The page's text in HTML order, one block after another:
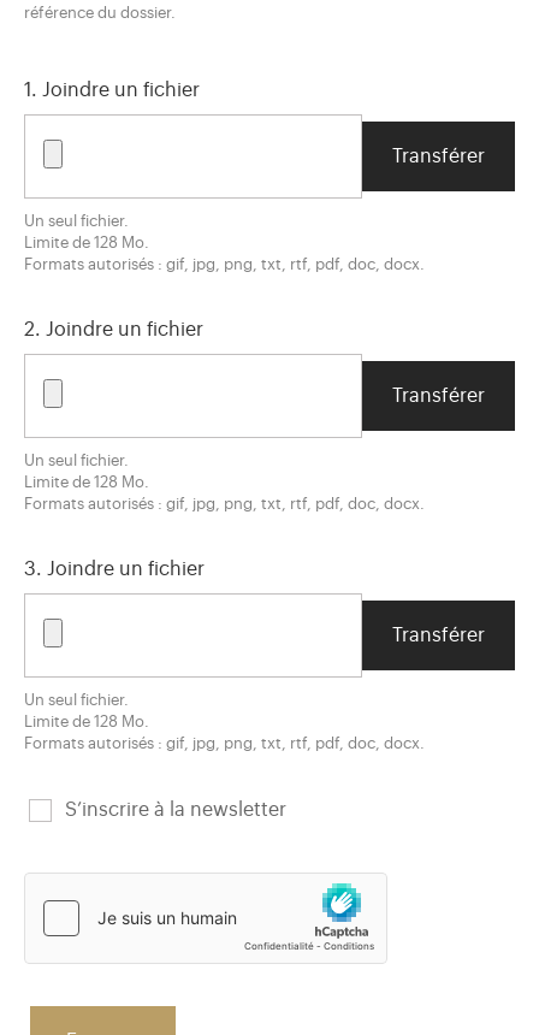
référence du dossier.
1. Joindre un fichier
Un seul fichier.
Limite de 128 Mo.
Formats autorisés : gif, jpg, png, txt, rtf, pdf, doc, docx.
2. Joindre un fichier
Un seul fichier.
Limite de 128 Mo.
Formats autorisés : gif, jpg, png, txt, rtf, pdf, doc, docx.
3. Joindre un fichier
Un seul fichier.
Limite de 128 Mo.
Formats autorisés : gif, jpg, png, txt, rtf, pdf, doc, docx.
S’inscrire à la newsletter